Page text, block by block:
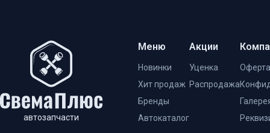
автозапчасти
Меню
Новинки
Хит продаж
Бренды
Автокаталог
Акции
Уценка
Распродажа
Оферта